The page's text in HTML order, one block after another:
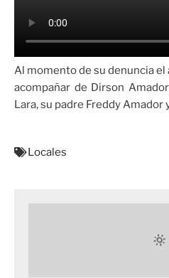
Al momento de su denuncia el
acompañar de Dirson
Lara, su padre Freddy
Locales